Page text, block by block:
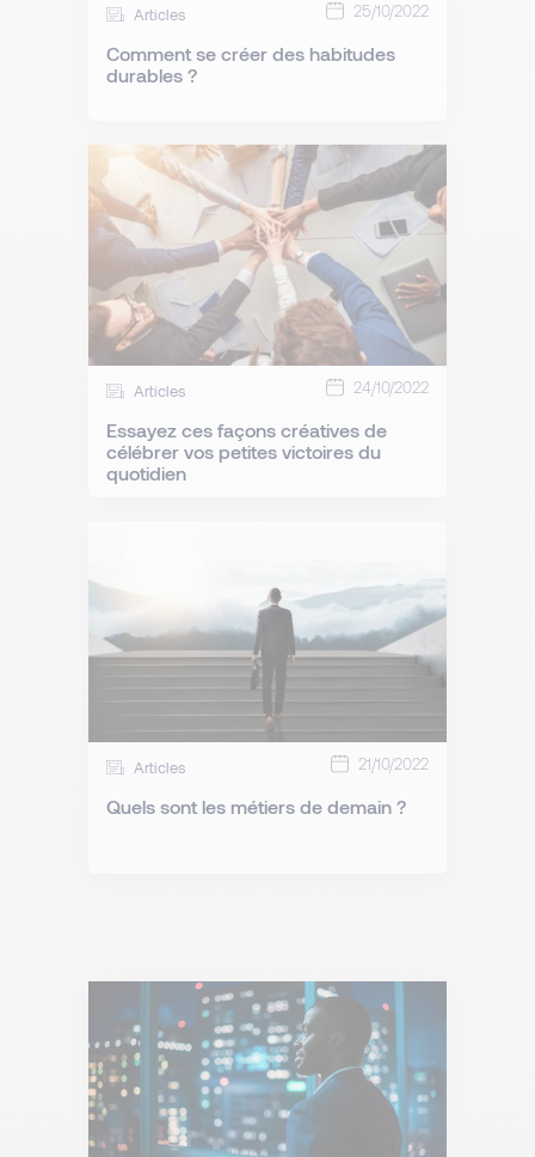
Articles 25/10/2022
Comment se créer des habitudes
durables ?
Articles 24/10/2022
Essayez ces façons créatives de
célébrer vos petites victoires du
quotidien
Articles 21/10/2022
Quels sont les métiers de demain ?